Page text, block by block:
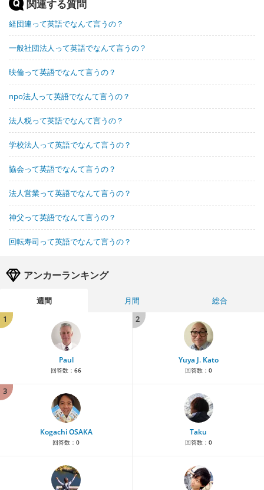
関連する質問
経団連って英語でなんて言うの？
一般社団法人って英語でなんて言うの？
映倫って英語でなんて言うの？
npo法人って英語でなんて言うの？
法人税って英語でなんて言うの？
学校法人って英語でなんて言うの？
協会って英語でなんて言うの？
法人営業って英語でなんて言うの？
神父って英語でなんて言うの？
回転寿司って英語でなんて言うの？
アンカーランキング
週間 月間
総合
1
Paul
回答数： 66
2
Yuya J. Kato
回答数： 0
3
Kogachi OSAKA
回答数： 0
Taku
回答数： 0